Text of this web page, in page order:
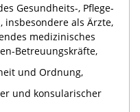
Gesundheits-, Pflege-
insbesondere als Ärzte,
medizinisches
Betreuungskräfte,
und Ordnung,
und konsularischer